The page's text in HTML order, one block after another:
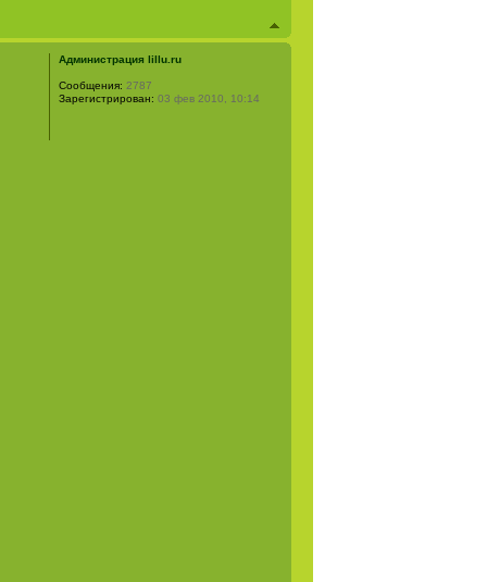
Администрация lillu.ru
Сообщения: 2787
Зарегистрирован: 03 фев 2010, 10:14